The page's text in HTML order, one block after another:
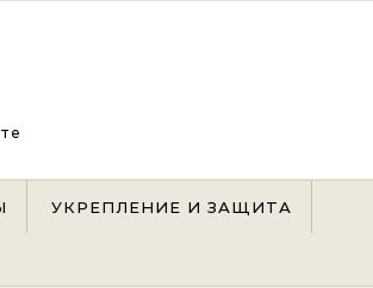
УКРЕПЛЕНИЕ И ЗАЩИТА